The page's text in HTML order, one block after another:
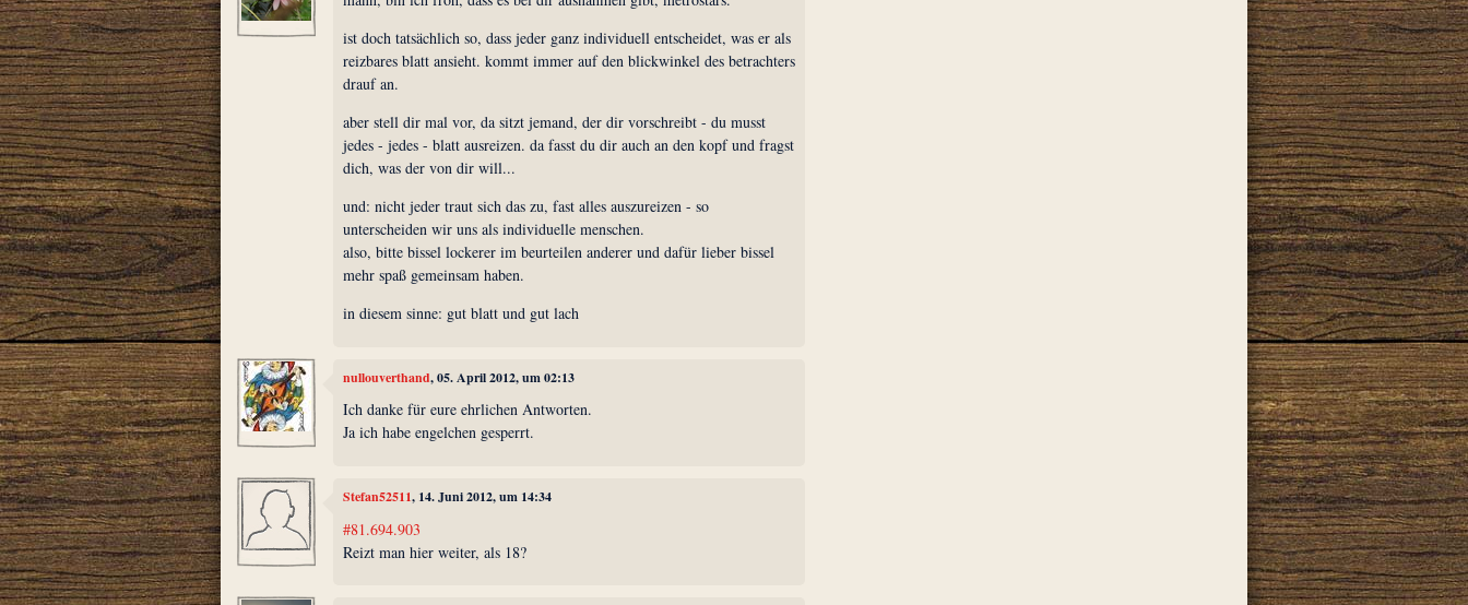
ist doch tatsächlich so, dass jeder ganz individuell entscheidet, was er als
reizbares blatt ansieht. kommt immer auf den blickwinkel des betrachters
drauf an.
aber stell dir mal vor, da sitzt jemand, der dir vorschreibt - du musst
jedes - jedes - blatt ausreizen. da fasst du dir auch an den kopf und fragst
dich, was der von dir will...
und: nicht jeder traut sich das zu, fast alles auszureizen - so
unterscheiden wir uns als individuelle menschen.
also, bitte bissel lockerer im beurteilen anderer und dafür lieber bissel
mehr spaß gemeinsam haben.
in diesem sinne: gut blatt und gut lach
nullouverthand, 05. April 2012, um 02:13
Ich danke für eure ehrlichen Antworten.
Ja ich habe engelchen gesperrt.
Stefan52511, 14. Juni 2012, um 14:34
#81.694.903
Reizt man hier weiter, als 18?